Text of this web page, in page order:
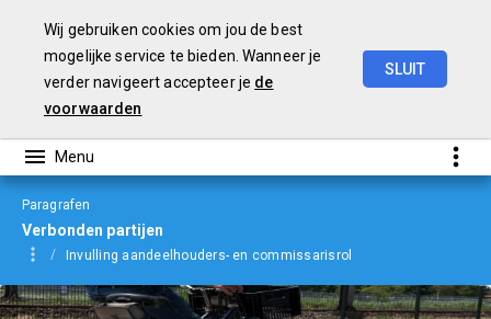
Wij gebruiken cookies om jou de best
mogelijke service te bieden. Wanneer je
verder navigeert accepteer je de
voorwaarden
SLUIT
Paragrafen
Verbonden partijen
Invulling aandeelhouders- en commissarisrol